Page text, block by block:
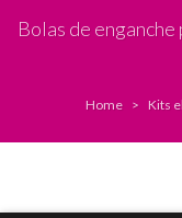
Bolas de
Home Kits